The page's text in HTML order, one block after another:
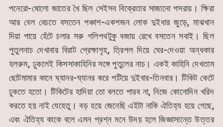
পনেরো-ষোলো জাতের খৈ ছিল সেইসব বিক্রেতার সাজানো পসরায়। ক্ষিরা
আর বেল বেচতে বসতেন পঞ্চাশ-একশজন লোক দুইধার জুড়ে, মাঝখান
দিয়া পায়ে হেঁটে চলার সরু গলিপথটুকু বজায় রেখে বসতেন সবাই। ছিল
পুতুলনাচ দেখাবার বিরাট প্রেক্ষাগৃহ, ত্রিপল দিয়ে ঘের-দেওয়া অন্ধকার
হলরুম, ঢুকলেই কিসসাকাহিনির সঙ্গে পুতুলের নাচ। একই কাহিনি দেখতাম
ছোটমামার কানে ঘ্যানর-ঘ্যানর করে পটিয়ে দুইবার-তিনবার। টিকিট কেটে
ঢুকতে হতো। টিকিটের হাদিয়া তো বলতে পারব না, নিজে কোনোদিন খরিদ
করতে হয় নাই যেহেতু। বড় হয়ে জেনেছি এইটা নাকি ঐতিহ্য হয়ে গেছে,
এবং ঐতিহ্য কাকে বলে এমন প্রশ্ন মনে উদয় হলে জিজ্ঞাসান্তে উত্তর